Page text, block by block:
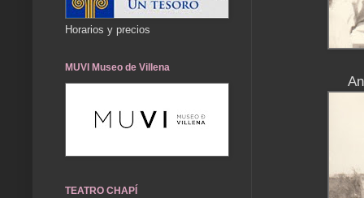
Horarios y precios
MUVI Museo de Villena
TEATRO CHAPÍ